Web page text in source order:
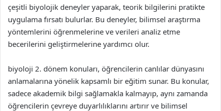
çeşitli biyolojik deneyler yaparak, teorik bilgilerini pratikte
uygulama fırsatı bulurlar. Bu deneyler, bilimsel araştırma
yöntemlerini öğrenmelerine ve verileri analiz etme
becerilerini geliştirmelerine yardımcı olur.
biyoloji 2. dönem konuları, öğrencilerin canlılar dünyasını
anlamalarına yönelik kapsamlı bir eğitim sunar. Bu konular,
sadece akademik bilgi sağlamakla kalmayıp, aynı zamanda
öğrencilerin çevreye duyarlılıklarını artırır ve bilimsel